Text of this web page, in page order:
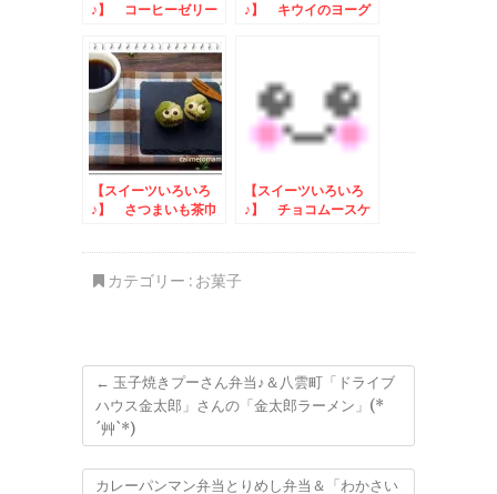
♪】 コーヒーゼリー
♪】 キウイのヨーグ
【スイーツいろいろ
♪】 さつまいも茶巾
【スイーツいろいろ
♪】 チョコムースケ
カテゴリー : お菓子
← 玉子焼きプーさん弁当♪＆八雲町「ドライブ
ハウス金太郎」さんの「金太郎ラーメン」(*
´艸`*)
カレーパンマン弁当とりめし弁当＆「わかさい